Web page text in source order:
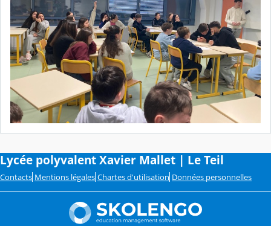
Lycée polyvalent Xavier Mallet | Le Teil
Contacts Mentions légales Chartes d'utilisation Données personnelles